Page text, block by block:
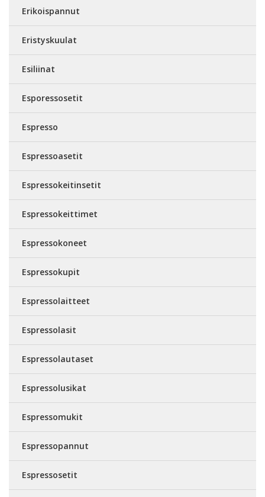
Erikoispannut
Eristyskuulat
Esiliinat
Esporessosetit
Espresso
Espressoasetit
Espressokeitinsetit
Espressokeittimet
Espressokoneet
Espressokupit
Espressolaitteet
Espressolasit
Espressolautaset
Espressolusikat
Espressomukit
Espressopannut
Espressosetit